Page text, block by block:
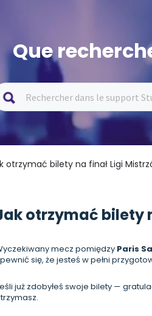
Que
otrzymać bilety na finał Ligi
otrzymać bilety
mecz pomiędzy Paris
się, że jesteś w pełni
już zdobyłeś swoje bilety —